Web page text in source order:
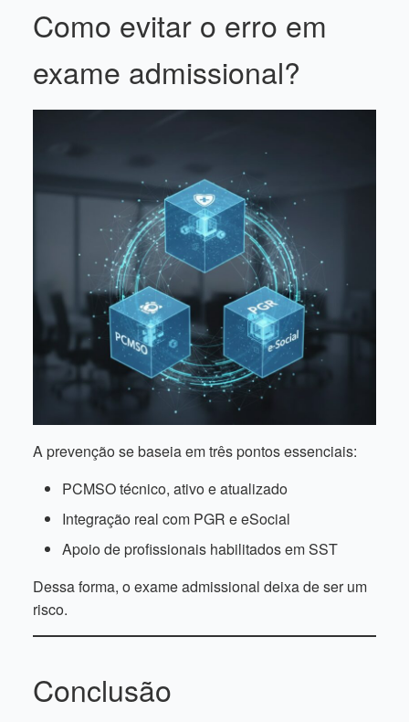
Como evitar o erro em
exame admissional?
A prevenção se baseia em três pontos essenciais:
PCMSO técnico, ativo e atualizado
Integração real com PGR e eSocial
Apoio de profissionais habilitados em SST
Dessa forma, o exame admissional deixa de ser um
risco.
Conclusão